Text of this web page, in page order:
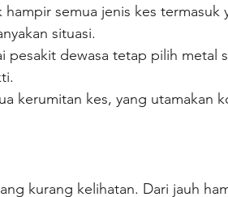
semua jenis kes
situasi.
pesakit dewasa tetap pilih metal
kerumitan kes, yang utamakan
kurang kelihatan. Dari jauh